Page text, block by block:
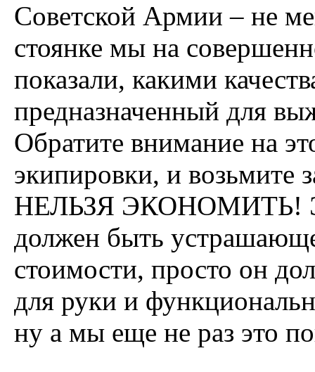
Советской Армии – не
стоянке мы на
показали, какими
предназначенный для
Обратите внимание на
экипировки, и
НЕЛЬЗЯ ЭКОНОМИТЬ!
должен быть
стоимости, просто он
для руки и
ну а мы еще не раз это